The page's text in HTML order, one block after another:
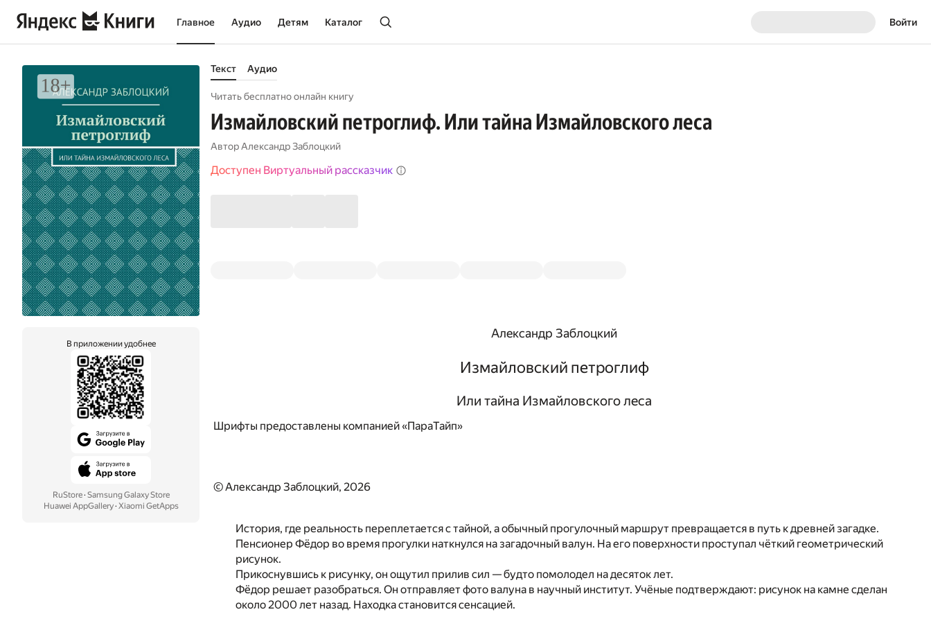
Главное Аудио Детям Каталог Войти
В приложении удобнее
RuStore· Samsung Galaxy Store
Huawei AppGallery· Xiaomi GetApps
Текст Аудио
Читать бесплатно онлайн книгу
Измайловский петроглиф. Или тайна Измайловского леса
АвторАлександр Заблоцкий
Доступен Виртуальный рассказчик
Александр Заблоцкий
Измайловский петроглиф
Или тайна Измайловского леса
Шрифты предоставлены компанией «ПараТайп»
© Александр Заблоцкий, 2026
История, где реальность переплетается с тайной, а обычный прогулочный маршрут превращается в путь к древней загадке.
Пенсионер Фёдор во время прогулки наткнулся на загадочный валун. На его поверхности проступал чёткий геометрический
рисунок.
Прикоснувшись к рисунку, он ощутил прилив сил — будто помолодел на десяток лет.
Фёдор решает разобраться. Он отправляет фото валуна в научный институт. Учёные подтверждают: рисунок на камне сделан
около 2000 лет назад. Находка становится сенсацией.